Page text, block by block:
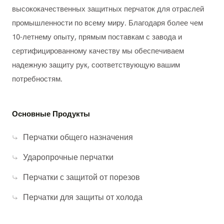
работой с острыми инструментами, винтами и
металлическими краями, что повышает риск
порезов и проколов.
Химическое воздействие
Рабочие часто имеют дело с чистящими
средствами, красками и смазками, которые могут
Уборка и обслуживание водных аттракционов,
происходить на скользких поверхностях, что
захватом.
Риски, связанные с поднятием тяжестей и
Такие работы, как перемещение тяжелого
высококачественных защитных перчаток для отраслей
промышленности по всему миру. Благодаря более чем
10-летнему опыту, прямым поставкам с завода и
сертифицированному качеству мы обеспечиваем
надежную защиту рук, соответствующую вашим
потребностям.
Основные Продукты
Перчатки общего назначения
Ударопрочные перчатки
Перчатки с защитой от порезов
Перчатки для защиты от холода